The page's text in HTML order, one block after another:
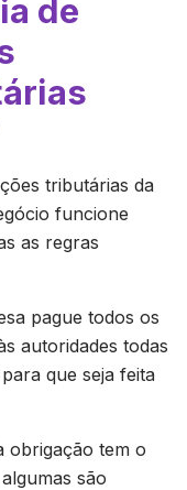
de
tributárias da
funcione
as regras
pague todos os
autoridades todas
que seja feita
obrigação tem o
são